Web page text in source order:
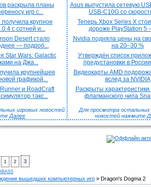
раскрыла планы
игр с...
крупное
с сотней и...
Desert стало
— подроб...
Star Wars: Galactic
на Джа...
крупнейшее
графикой...
и RoadCraft
такс...
игровых новостей
Далее
Asus выпустила сетевую
USB-C10G со
Теперь Xbox Series X
дороже PlayStation 5
Nvidia подняла цены на
на 20–30 %
Утверждён список
предустановки в
Видеокарты AMD
вслед за NVIDIA
Раскрыты характеристики
флагманского чипа
Для просмотра остальных
новостей нажмите
1 2
3
вышедших компьютерных игр » Dragon's Dogma 2